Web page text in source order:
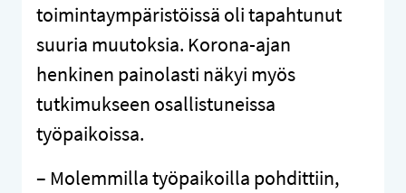
toimintaympäristöissä oli tapahtunut
suuria muutoksia. Korona-ajan
henkinen painolasti näkyi myös
tutkimukseen osallistuneissa
työpaikoissa.
– Molemmilla työpaikoilla pohdittiin,